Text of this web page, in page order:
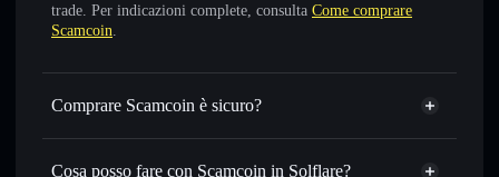
trade. Per indicazioni complete, consulta Come comprare
Scamcoin.
Comprare Scamcoin è sicuro?
Scamcoin token verificato
Cosa posso fare con Scamcoin in Solflare?